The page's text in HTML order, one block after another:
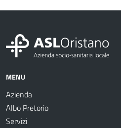
MENU
Azienda
Albo Pretorio
Servizi